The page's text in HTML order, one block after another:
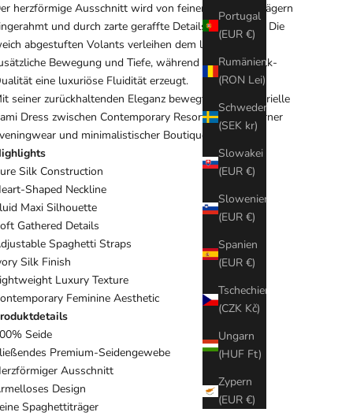
Portugal
(EUR €)
Rumänien
(RON Lei)
Schweden
(SEK kr)
Slowakei
(EUR €)
Slowenien
(EUR €)
Spanien
(EUR €)
Tschechien
(CZK Kč)
Ungarn
(HUF Ft)
Zypern
(EUR €)
herzförmige Ausschnitt wird von feinen Spaghettiträgern
und durch zarte geraffte Details akzentuiert. Die
abgestuften Volants verleihen dem langen Kleid
Bewegung und Tiefe, während die leichte Silk-
eine luxuriöse Fluidität erzeugt.
seiner zurückhaltenden Eleganz bewegt sich das Marielle
Dress zwischen Contemporary Resortwear, moderner
und minimalistischer Boutique-Fashion.
Silk Construction
Shaped Neckline
Maxi Silhouette
Gathered Details
Spaghetti Straps
Silk Finish
Luxury Texture
Feminine Aesthetic
Seide
Premium-Seidengewebe
Ausschnitt
Design
Spaghettiträger